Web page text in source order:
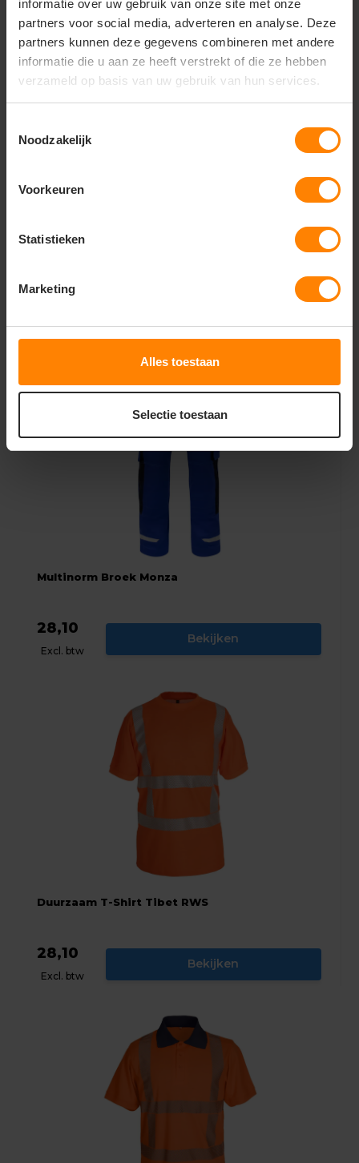
informatie over uw gebruik van onze site met onze
partners voor social media, adverteren en analyse. Deze
partners kunnen deze gegevens combineren met andere
informatie die u aan ze heeft verstrekt of die ze hebben
verzameld op basis van uw gebruik van hun services.
Noodzakelijk
Voorkeuren
Statistieken
Marketing
Alles toestaan
Selectie toestaan
Extreem Slijtvast: Vervaardigd uit robuust
materiaal dat bestand is tegen schuren en
intensieve belasting.
Maximale Opbergruimte:Voorzien van diverse
functionele zakken, inclusief een duimstokzak en
dijbeenzakken.
Ergonomisch ontwerp dat
volledige bewegingsvrijheid biedt tijdens het
Versterkte Afwerking:
stiksels op kritieke drukpunten voor een extra
Onderhoudsvriendelijk:
Kleurvast en vormvast
Multinorm Broek Monza
28,10
Excl. btw
Bekijken
Duurzaam T-Shirt Tibet RWS
28,10
Excl. btw
Bekijken